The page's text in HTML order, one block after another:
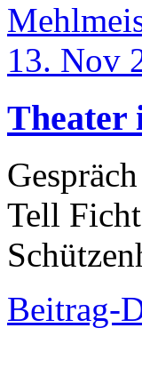
13. Nov
Theater
Tell
Beitrag-